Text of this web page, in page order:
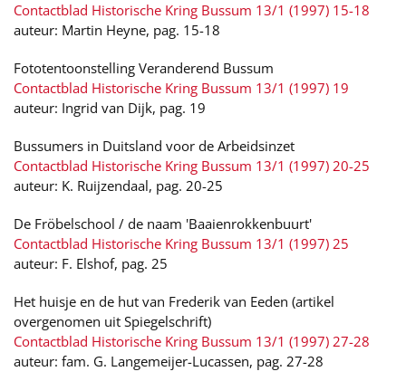
Contactblad Historische Kring Bussum 13/1 (1997) 15-18
auteur: Martin Heyne, pag. 15-18
Fototentoonstelling Veranderend Bussum
Contactblad Historische Kring Bussum 13/1 (1997) 19
auteur: Ingrid van Dijk, pag. 19
Bussumers in Duitsland voor de Arbeidsinzet
Contactblad Historische Kring Bussum 13/1 (1997) 20-25
auteur: K. Ruijzendaal, pag. 20-25
De Fröbelschool / de naam 'Baaienrokkenbuurt'
Contactblad Historische Kring Bussum 13/1 (1997) 25
auteur: F. Elshof, pag. 25
Het huisje en de hut van Frederik van Eeden (artikel
overgenomen uit Spiegelschrift)
Contactblad Historische Kring Bussum 13/1 (1997) 27-28
auteur: fam. G. Langemeijer-Lucassen, pag. 27-28